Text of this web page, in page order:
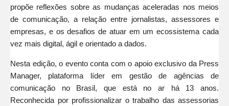
propõe reflexões sobre as mudanças aceleradas nos meios
de comunicação, a relação entre jornalistas, assessores e
empresas, e os desafios de atuar em um ecossistema cada
vez mais digital, ágil e orientado a dados.
Nesta edição, o evento conta com o apoio exclusivo da Press
Manager, plataforma líder em gestão de agências de
comunicação no Brasil, que está no ar há 13 anos.
Reconhecida por profissionalizar o trabalho das assessorias